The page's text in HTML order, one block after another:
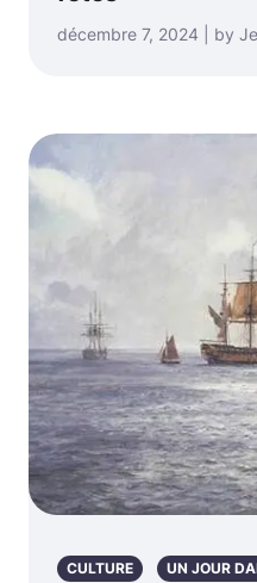
décembre 7, 2024 | by
CULTURE UN JOUR